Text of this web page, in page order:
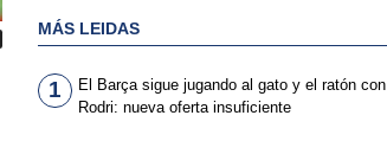
MÁS LEIDAS
1
El Barça sigue jugando al gato y el ratón con
Rodri: nueva oferta insuficiente